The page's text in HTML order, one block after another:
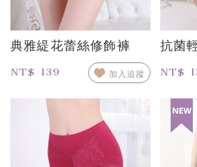
典雅緹花蕾絲修飾褲
NT$ 139 加入追蹤 NT$